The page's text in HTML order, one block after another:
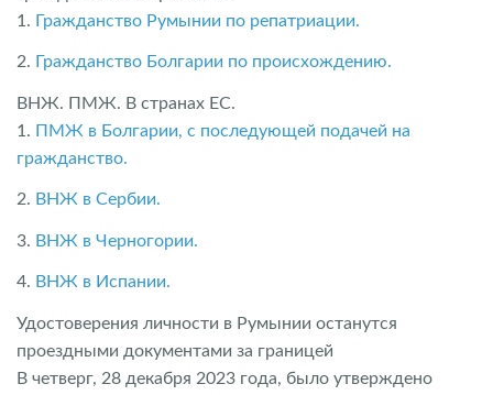
1. Гражданство Румынии по репатриации.
2. Гражданство Болгарии по происхождению.
ВНЖ. ПМЖ. В странах ЕС.
1. ПМЖ в Болгарии, с последующей подачей на
гражданство.
2. ВНЖ в Сербии.
3. ВНЖ в Черногории.
4. ВНЖ в Испании.
Удостоверения личности в Румынии останутся
проездными документами за границей
В четверг, 28 декабря 2023 года, было утверждено